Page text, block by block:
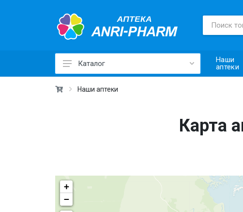
Каталог
Лекарственные средства ›
Ежедневная гигиена ›
Для детей и мам ›
Наши
аптеки
Наши аптеки
Карта
+
−